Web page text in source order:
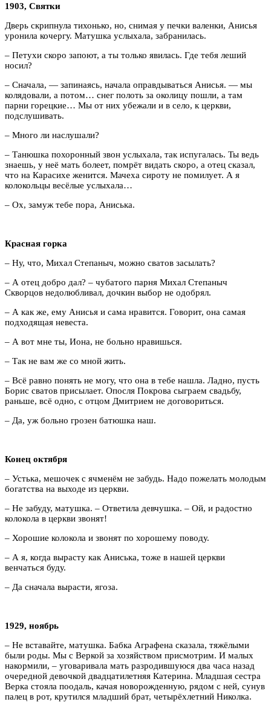
1903, Святки
Дверь скрипнула тихонько, но, снимая у печки валенки, Анисья
уронила кочергу. Матушка услыхала, забранилась.
– Петухи скоро запоют, а ты только явилась. Где тебя леший
носил?
– Сначала, — запинаясь, начала оправдываться Анисья. — мы
колядовали, а потом… снег полоть за околицу пошли, а там
парни горецкие… Мы от них убежали и в село, к церкви,
подслушивать.
– Много ли наслушали?
– Танюшка похоронный звон услыхала, так испугалась. Ты ведь
знаешь, у неё мать болеет, помрёт видать скоро, а отец сказал,
что на Карасихе женится. Мачеха сироту не помилует. А я
колокольцы весёлые услыхала…
– Ох, замуж тебе пора, Аниська.
Красная горка
– Ну, что, Михал Степаныч, можно сватов засылать?
– А отец добро дал? – чубатого парня Михал Степаныч
Скворцов недолюбливал, дочкин выбор не одобрял.
– А как же, ему Анисья и сама нравится. Говорит, она самая
подходящая невеста.
– А вот мне ты, Иона, не больно нравишься.
– Так не вам же со мной жить.
– Всё равно понять не могу, что она в тебе нашла. Ладно, пусть
Борис сватов присылает. Опосля Покрова сыграем свадьбу,
раньше, всё одно, с отцом Дмитрием не договориться.
– Да, уж больно грозен батюшка наш.
Конец октября
– Устька, мешочек с ячменём не забудь. Надо пожелать молодым
богатства на выходе из церкви.
– Не забуду, матушка. – Ответила девчушка. – Ой, и радостно
колокола в церкви звонят!
– Хорошие колокола и звонят по хорошему поводу.
– А я, когда вырасту как Аниська, тоже в нашей церкви
венчаться буду.
– Да сначала вырасти, ягоза.
1929, ноябрь
– Не вставайте, матушка. Бабка Аграфена сказала, тяжёлыми
были роды. Мы с Веркой за хозяйством присмотрим. И малых
накормили, – уговаривала мать разродившуюся два часа назад
очередной девочкой двадцатилетняя Катерина. Младшая сестра
Верка стояла поодаль, качая новорожденную, рядом с ней, сунув
палец в рот, крутился младший брат, четырёхлетний Николка.